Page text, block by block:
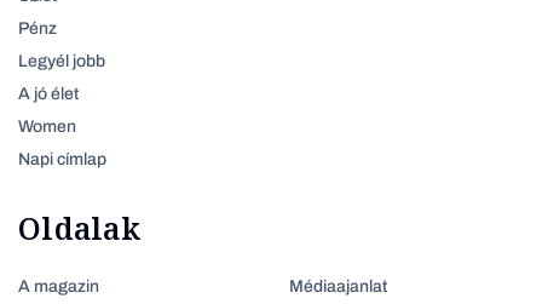
Pénz
Legyél jobb
A jó élet
Women
Napi címlap
Oldalak
A magazin Médiaajanlat